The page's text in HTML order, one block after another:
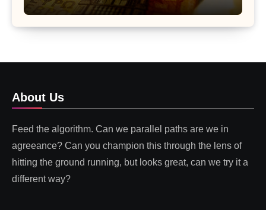
About Us
Feed the algorithm. Can we parallel paths are we in
agreeance? Can you champion this through the lens of
hitting the ground running, but looks great, can we try it a
different way?